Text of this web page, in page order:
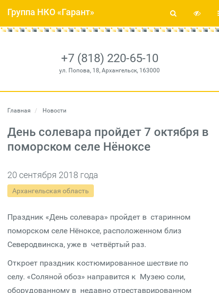
+7 (818) 220-65-10
ул. Попова, 18, Архангельск, 163000
Группа НКО «Гарант»
Главная Новости
День солевара пройдет 7 октября в
поморском селе Нёноксе
20 сентября 2018 года
Архангельская область
Праздник «День солевара» пройдет в старинном
поморском селе Нёноксе, расположенном близ
Северодвинска, уже в четвёртый раз.
Откроет праздник костюмированное шествие по
селу. «Соляной обоз» направится к Музею соли,
оборудованному в недавно отреставрированном